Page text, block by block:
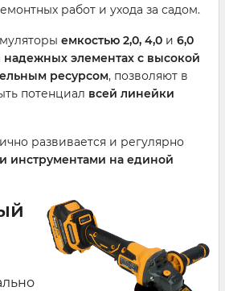
работ и ухода за садом.
емкостью 2,0, 4,0 и 6,0
надежных элементах с высокой
ресурсом, позволяют в
потенциал всей линейки
развивается и регулярно
инструментами на единой